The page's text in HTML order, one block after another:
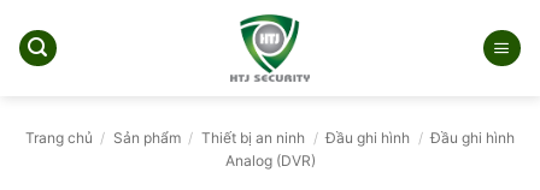
qua
Trang chủ / Sản phẩm / Thiết bị an ninh / Đầu ghi hình / Đầu ghi hình
Analog (DVR)